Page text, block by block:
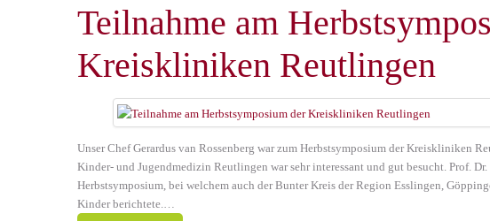
Teilnahme am
Kreiskliniken Reutlingen
Unser Chef Gerardus van Rossenberg war zum Herbstsymposium der Kreiskliniken
Kinder- und Jugendmedizin Reutlingen war sehr interessant und gut besucht. Prof. Dr.
Herbstsymposium, bei welchem auch der Bunter Kreis der Region Esslingen,
Kinder berichtete.…